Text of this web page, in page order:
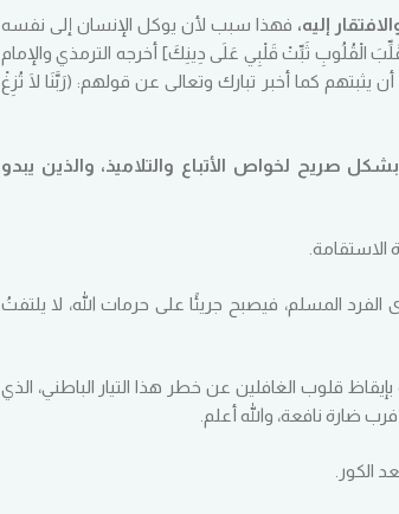
فهذا سبب لأن يوكل الإنسان إلى نفسه
ثَبِّتْ قَلْبِي عَلَى دِينِكَ] أخرجه الترمذي والإمام
يثبتهم كما أخبر تبارك وتعالى عن قولهم: (رَبَّنَا لَا تُزِغْ
صريح لخواص الأتباع والتلاميذ، والذين يبدو
الاستقامة.
المسلم، فيصبح جريئًا على حرمات الله، لا يلتفتُ
بإيقاظ قلوب الغافلين عن خطر هذا التيار الباطني، الذي
ضارة نافعة، والله أعلم.
الكور.